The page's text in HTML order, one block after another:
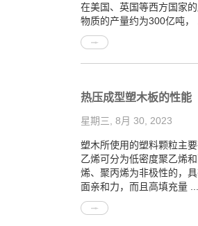
在美国、英国等西方国家
物质的产量约为300亿吨，
热压成型塑木板的性能
星期三, 8月 30, 2023
塑木所使用的塑料颗粒主
乙烯可分为低密度聚乙烯
烯、聚丙烯为非极性的，
面亲和力，而且高填充量 ...